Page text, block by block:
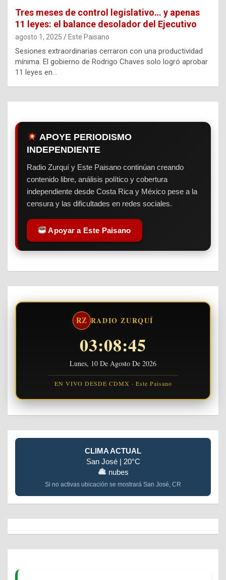
Tres meses de control legislativo… y apenas
11 leyes: el balance desolador del Ejecutivo
agosto 1, 2025 Este Paisano
Sesiones extraordinarias cerraron con una productividad
mínima. El gobierno de Rodrigo Chaves solo logró aprobar
11 leyes en…
APOYE PERIODISMO
INDEPENDIENTE
Radio Zurquí y Este Paisano continúan creando
contenido libre, análisis político y cobertura
independiente desde Costa Rica y México pese a la
censura y las dificultades en redes sociales.
Apoyar a Este Paisano
RZ RADIO ZURQUÍ
03:08:46
Lunes, 10 De Agosto De 2026
EN VIVO DESDE CDMX · Este Paisano
CLIMA ACTUAL
San José | 20°C
nubes
Si no activas ubicación se mostrará San José, CR